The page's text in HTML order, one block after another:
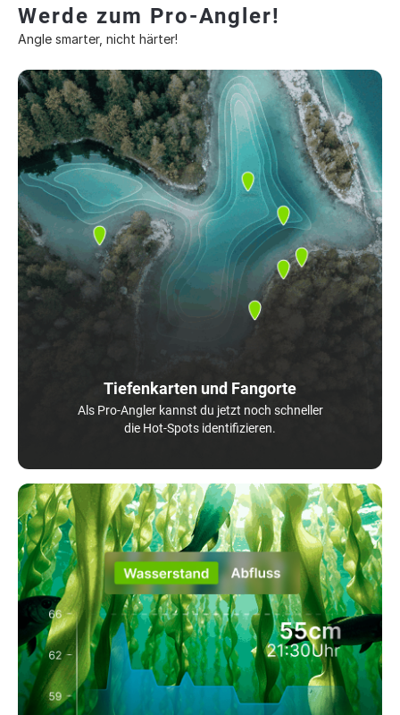
Werde zum Pro-Angler!
Angle smarter, nicht härter!
Tiefenkarten und Fangorte
Als Pro-Angler kannst du jetzt noch schneller
die Hot-Spots identifizieren.